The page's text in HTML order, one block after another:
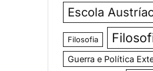
Escola
Filosofia
Guerra e Política